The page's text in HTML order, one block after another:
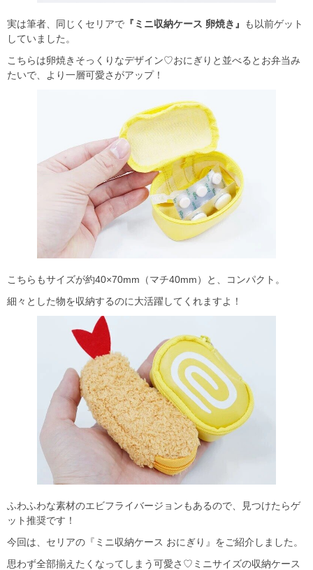
実は筆者、同じくセリアで 『ミニ収納ケース 卵焼き』
も以前ゲット
していました。
こちらは卵焼きそっくりなデザイン♡おにぎりと並べるとお弁当み
たいで、より一層可愛さがアップ！
こちらもサイズが約40×70mm（マチ40mm）と、コンパクト。
細々とした物を収納するのに大活躍してくれますよ！
ふわふわな素材のエビフライバージョンもあるので、見つけたらゲ
ット推奨です！
今回は、セリアの『ミニ収納ケース おにぎり』をご紹介しました。
思わず全部揃えたくなってしまう可愛さ♡ミニサイズの収納ケース